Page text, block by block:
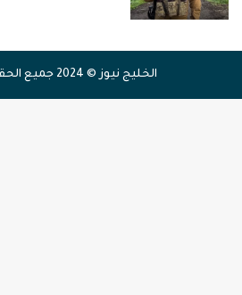
الخليج نيوز © 2024 جميع الحقوق محفوظة.